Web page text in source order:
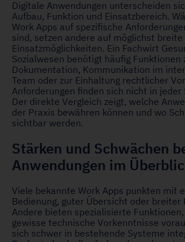
Digitale Anwendungen unterscheiden
Aufbau, Funktion und Einsatzbereich.
Work Apps auf spezifische
sind, setzen andere auf möglichst breite
Einsatzmöglichkeiten. Ein Fachwirt
Sozialwesen benötigt häufig Funktionen
Dokumentation, Kommunikation im
Team oder zur Einhaltung rechtlicher
Anforderungen finden sich nicht in jeder
Der direkte Vergleich zeigt, welche
der Praxis bewähren können und wo
sichtbar werden.
Stärken und Schwächen
Anwendungen im
Viele bekannte Work Apps punkten mit
Bedienung, guter Übersicht oder
Andere bieten spezialisierte
gewisse technische Vorkenntnisse
sich schwer in bestehende Systeme